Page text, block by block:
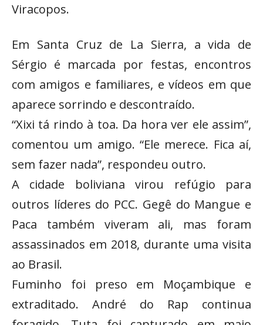
Viracopos.
Em Santa Cruz de La Sierra, a vida de
Sérgio é marcada por festas, encontros
com amigos e familiares, e vídeos em que
aparece sorrindo e descontraído.
“Xixi tá rindo à toa. Da hora ver ele assim”,
comentou um amigo. “Ele merece. Fica aí,
sem fazer nada”, respondeu outro.
A cidade boliviana virou refúgio para
outros líderes do PCC. Gegê do Mangue e
Paca também viveram ali, mas foram
assassinados em 2018, durante uma visita
ao Brasil.
Fuminho foi preso em Moçambique e
extraditado. André do Rap continua